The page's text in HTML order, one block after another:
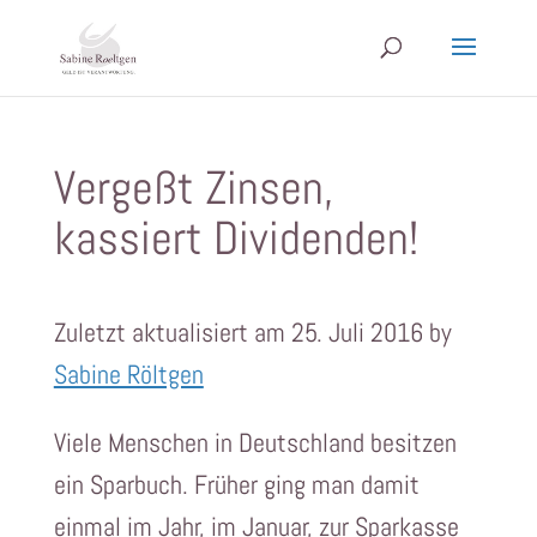
Vergeßt Zinsen,
kassiert Dividenden!
Zuletzt aktualisiert am 25. Juli 2016 by
Sabine Röltgen
Viele Menschen in Deutschland besitzen
ein Sparbuch. Früher ging man damit
einmal im Jahr, im Januar, zur Sparkasse